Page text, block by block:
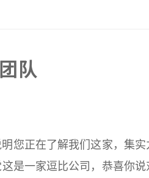
队
您正在了解我们这家，集
是一家逗比公司，恭喜你